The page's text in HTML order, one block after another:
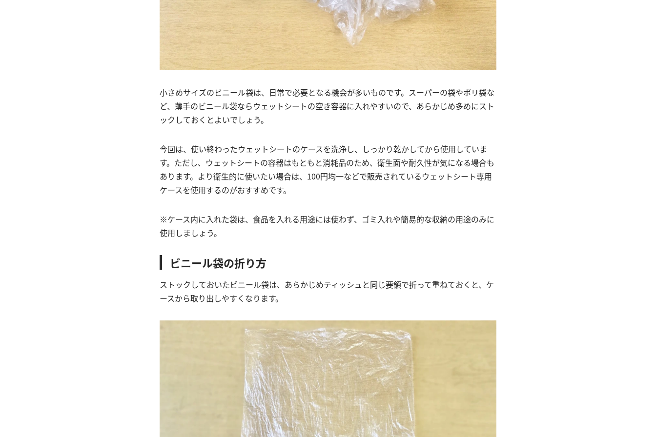
小さめサイズのビニール袋は、日常で必要となる機会が多いものです。スーパーの袋やポリ袋な
ど、薄手のビニール袋ならウェットシートの空き容器に入れやすいので、あらかじめ多めにスト
ックしておくとよいでしょう。
今回は、使い終わったウェットシートのケースを洗浄し、しっかり乾かしてから使用していま
す。ただし、ウェットシートの容器はもともと消耗品のため、衛生面や耐久性が気になる場合も
あります。より衛生的に使いたい場合は、100円均一などで販売されているウェットシート専用
ケースを使用するのがおすすめです。
※ケース内に入れた袋は、食品を入れる用途には使わず、ゴミ入れや簡易的な収納の用途のみに
使用しましょう。
ビニール袋の折り方
ストックしておいたビニール袋は、あらかじめティッシュと同じ要領で折って重ねておくと、ケ
ースから取り出しやすくなります。